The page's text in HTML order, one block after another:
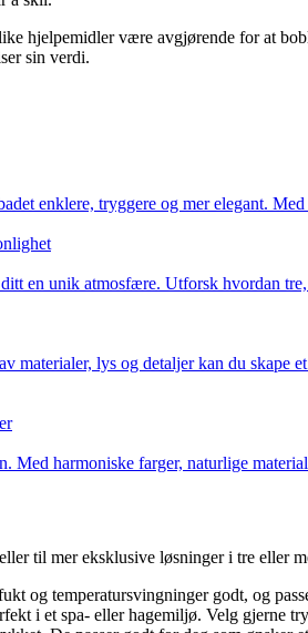
hjelpemidler være avgjørende for at
sin verdi.
enklere, tryggere og mer elegant.
en unik atmosfære. Utforsk hvordan
materialer, lys og detaljer kan du
Med harmoniske farger, naturlige
til mer eksklusive løsninger i tre eller
og temperatursvingninger godt, og
i et spa- eller hagemiljø. Velg gjerne